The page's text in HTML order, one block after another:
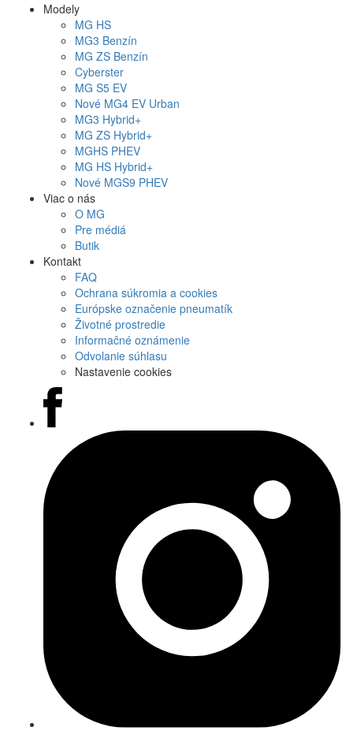
Modely
MG HS
MG3 Benzín
MG ZS Benzín
Cyberster
MG S5 EV
Nové MG4 EV Urban
MG3 Hybrid+
MG ZS Hybrid+
MGHS PHEV
MG HS Hybrid+
Nové MGS9 PHEV
Viac o nás
O MG
Pre médiá
Butik
Kontakt
FAQ
Ochrana súkromia a cookies
Európske označenie pneumatík
Životné prostredie
Informačné oznámenie
Odvolanie súhlasu
Nastavenie cookies